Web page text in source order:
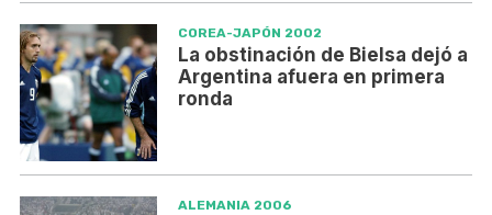
COREA-JAPÓN 2002
La obstinación de Bielsa dejó a
Argentina afuera en primera
ronda
ALEMANIA 2006